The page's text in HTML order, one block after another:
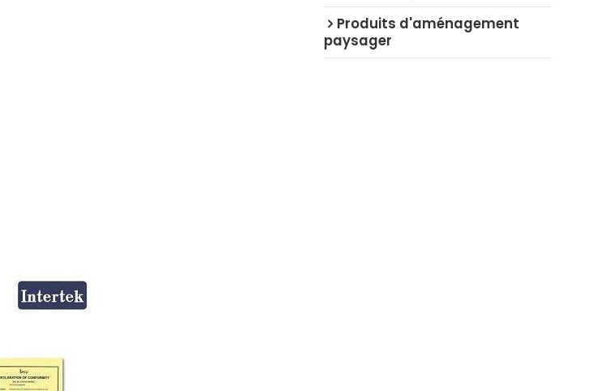
Produits d'aménagement
paysager